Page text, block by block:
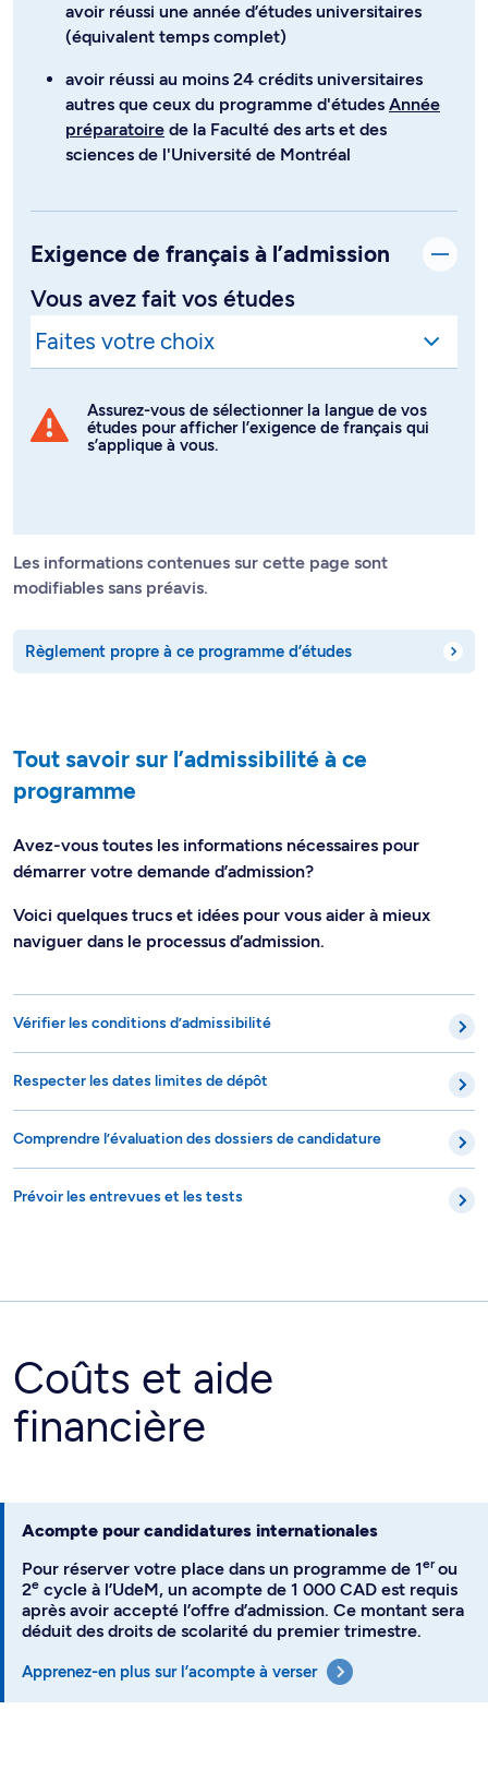
avoir réussi une année d’études universitaires
(équivalent temps complet)
avoir réussi au moins 24 crédits universitaires
autres que ceux du programme d'études Année
préparatoire de la Faculté des arts et des
sciences de l'Université de Montréal
Exigence de français à l’admission
Vous avez fait vos études
Assurez-vous de sélectionner la langue de vos
études pour afficher l’exigence de français qui
s’applique à vous.
Les informations contenues sur cette page sont
modifiables sans préavis.
Règlement propre à ce programme d’études
Tout savoir sur l’admissibilité à ce
programme
Avez-vous toutes les informations nécessaires pour
démarrer votre demande d’admission?
Voici quelques trucs et idées pour vous aider à mieux
naviguer dans le processus d’admission.
Vérifier les conditions d’admissibilité
Respecter les dates limites de dépôt
Comprendre l’évaluation des dossiers de candidature
Prévoir les entrevues et les tests
Coûts et aide
financière
Acompte pour candidatures internationales
Pour réserver votre place dans un programme de 1erou
2e cycle à l’UdeM, un acompte de 1 000 CAD est requis
après avoir accepté l’offre d’admission. Ce montant sera
déduit des droits de scolarité du premier trimestre.
Apprenez-en plus sur l’acompte à verser